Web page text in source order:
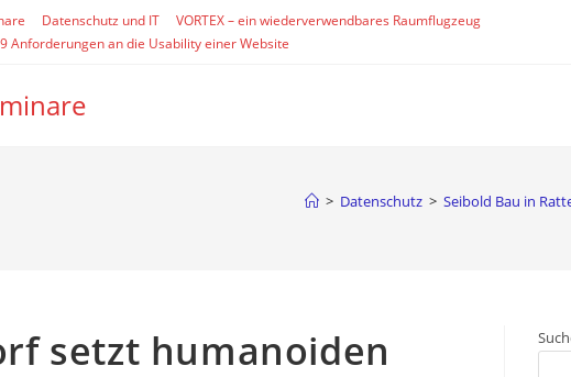
Datenschutz und IT
VORTEX – ein wiederverwendbares Raumflugzeug
Anforderungen an die Usability einer Website
> Datenschutz > Seibold Bau in
setzt humanoiden